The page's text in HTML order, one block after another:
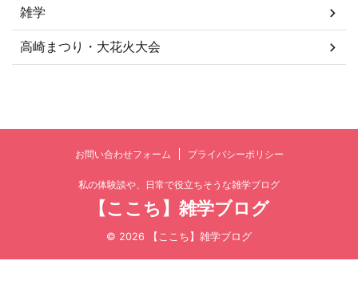
雑学
高崎まつり・大花火大会
お問い合わせフォーム プライバシーポリシー
私の体験談や、日常で役立ちそうな雑学ブログ
【ここち】雑学ブログ
© 2026 【ここち】雑学ブログ